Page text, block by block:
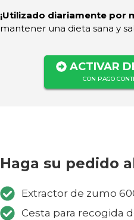
¡Utilizado diariamente por
mantener una dieta sana y
ACTIVAR
CON PAGO
Haga su pedido
Extractor de zumo
Cesta para recogida